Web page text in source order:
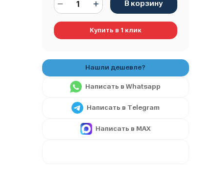
В корзину
Купить в 1 клик
Написать в Whatsapp
Написать в Telegram
Написать в MAX